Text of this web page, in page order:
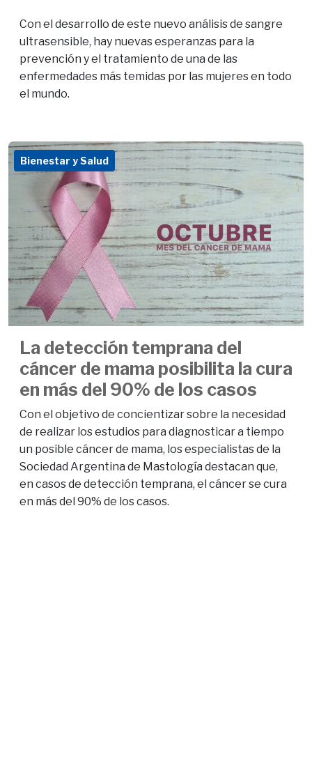
Con el desarrollo de este nuevo análisis de sangre
ultrasensible, hay nuevas esperanzas para la
prevención y el tratamiento de una de las
enfermedades más temidas por las mujeres en todo
el mundo.
Bienestar y Salud
La detección temprana del
cáncer de mama posibilita la cura
en más del 90% de los casos
Con el objetivo de concientizar sobre la necesidad
de realizar los estudios para diagnosticar a tiempo
un posible cáncer de mama, los especialistas de la
Sociedad Argentina de Mastología destacan que,
en casos de detección temprana, el cáncer se cura
en más del 90% de los casos.